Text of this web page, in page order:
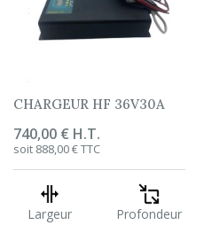
CHARGEUR HF 36V30A
Prix
740,00 € H.T.
soit 888,00 € TTC
Largeur
Profondeur